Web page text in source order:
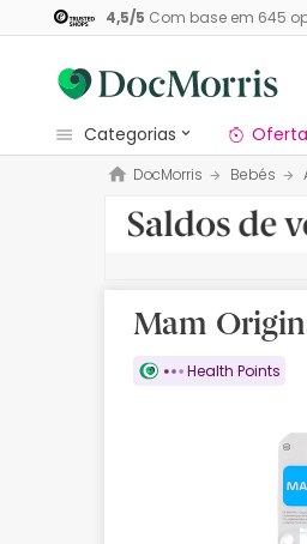
4,5/5 Com base em 645
categorias
Dermocosmetica
Nossa marca
Medicamentos
Cosmética
DocMorris Bebés
Mam
Health Points